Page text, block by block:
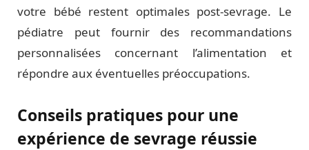
votre bébé restent optimales post-sevrage. Le
pédiatre peut fournir des recommandations
personnalisées concernant l’alimentation et
répondre aux éventuelles préoccupations.
Conseils pratiques pour une
expérience de sevrage réussie